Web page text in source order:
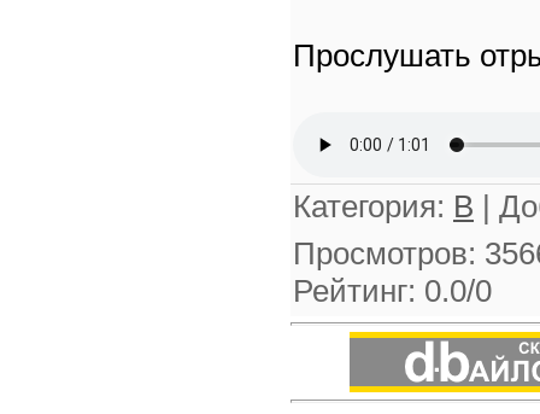
Прослушать
Категория: В |
Просмотров:
Рейтинг: 0.0/0